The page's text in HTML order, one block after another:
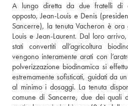
A lungo diretta da due fratelli di
opposto, Jean-Louis e Denis
Sancerre), la tenuta Vacheron è
Louis e Jean-Laurent. Dal loro
stati convertiti all’agricoltura
vengono interamente arati con
polverizzazione biodinamica si
estremamente sofisticati, guidati da
al minimo i dosaggi. La tenuta
comune di Sancerre, due dei quali